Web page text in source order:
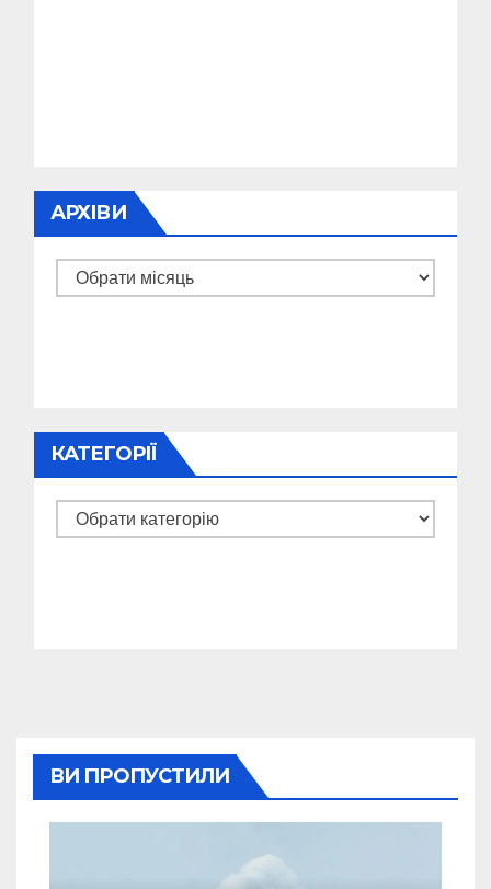
АРХІВИ
Архіви
КАТЕГОРІЇ
Категорії
ВИ ПРОПУСТИЛИ